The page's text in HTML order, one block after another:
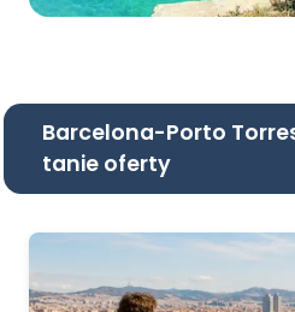
Barcelona-Porto
tanie oferty